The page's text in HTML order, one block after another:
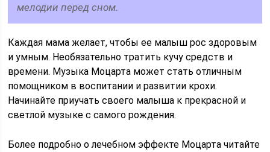
мелодии перед сном.
Каждая мама желает, чтобы ее малыш рос здоровым
и умным. Необязательно тратить кучу средств и
времени. Музыка Моцарта может стать отличным
помощником в воспитании и развитии крохи.
Начинайте приучать своего малыша к прекрасной и
светлой музыке с самого рождения.
Более подробно о лечебном эффекте Моцарта читайте